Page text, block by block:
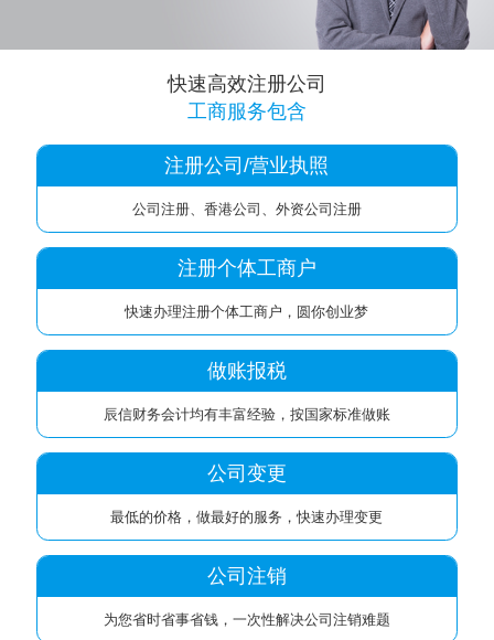
快速高效注册公司
工商服务包含
注册公司/营业执照
公司注册、香港公司、外资公司注册
注册个体工商户
快速办理注册个体工商户，圆你创业梦
做账报税
辰信财务会计均有丰富经验，按国家标准做账
公司变更
最低的价格，做最好的服务，快速办理变更
公司注销
为您省时省事省钱，一次性解决公司注销难题